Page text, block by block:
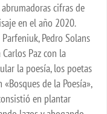
cifras de
en el año 2020.
Pedro Solans
Paz con la
la poesía, los poetas
de la Poesía»,
en plantar